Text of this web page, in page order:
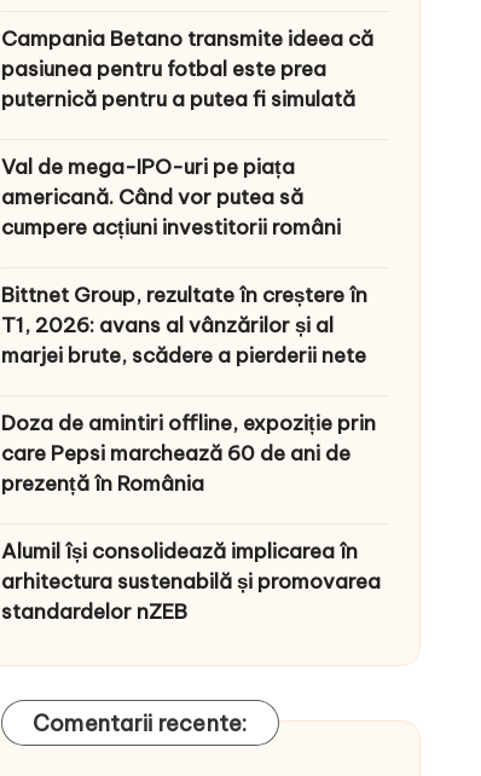
Campania Betano transmite ideea că
pasiunea pentru fotbal este prea
puternică pentru a putea fi simulată
Val de mega-IPO-uri pe piața
americană. Când vor putea să
cumpere acțiuni investitorii români
Bittnet Group, rezultate în creștere în
T1, 2026: avans al vânzărilor și al
marjei brute, scădere a pierderii nete
Doza de amintiri offline, expoziție prin
care Pepsi marchează 60 de ani de
prezență în România
Alumil își consolidează implicarea în
arhitectura sustenabilă și promovarea
standardelor nZEB
Comentarii recente: